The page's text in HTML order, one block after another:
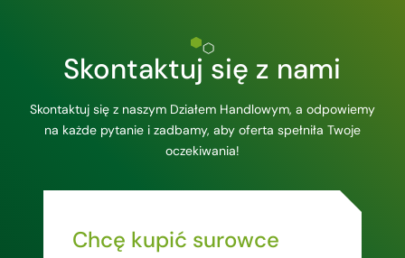
Skontaktuj się z nami
Skontaktuj się z naszym Działem Handlowym, a odpowiemy
na każde pytanie i zadbamy, aby oferta spełniła Twoje
oczekiwania!
Chcę kupić surowce